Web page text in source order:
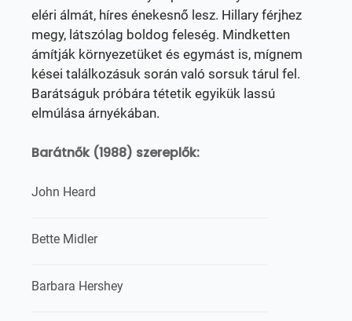
eléri álmát, híres énekesnő lesz. Hillary férjhez
megy, látszólag boldog feleség. Mindketten
ámítják környezetüket és egymást is, mígnem
kései találkozásuk során való sorsuk tárul fel.
Barátságuk próbára tétetik egyikük lassú
elmúlása árnyékában.
Barátnők (1988) szereplők:
John Heard
Bette Midler
Barbara Hershey